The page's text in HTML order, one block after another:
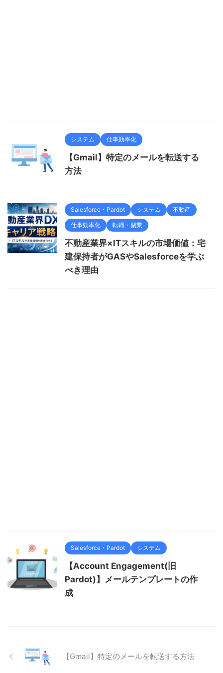
システム 仕事効率化
【Gmail】特定のメールを転送する
方法
Salesforce・Pardot システム 不動産
仕事効率化 転職・副業
不動産業界×ITスキルの市場価値：宅
建保持者がGASやSalesforceを学ぶ
べき理由
Salesforce・Pardot システム
【Account Engagement(旧
Pardot)】メールテンプレートの作
成
【Gmail】特定のメールを転送する方法